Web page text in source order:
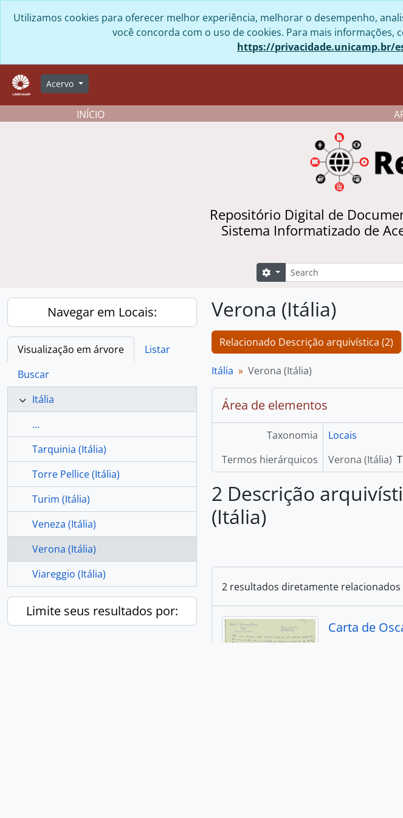
Utilizamos cookies para oferecer melhor experiência, melhorar o desempenho,
você concorda com o uso de cookies. Para mais
https://privacidade.unicamp.br/
Acervo
INÍCIO
Repositório Digital de
Sistema Informatizado de
Buscar
Opções de busca
Navegar em Locais:
Visualização em árvore
Listar
Buscar
Itália
...
Tarquinia (Itália)
Torre Pellice (Itália)
Turim (Itália)
Veneza (Itália)
Verona (Itália)
Viareggio (Itália)
Limite seus resultados por:
Verona (Itália)
Relacionado Descrição arquivística (2)
Itália Verona (Itália)
Área de elementos
Taxonomia
Locais
Termos hierárquicos
Verona (Itália)
2 Descrição
(Itália)
2 resultados diretamente relacionados